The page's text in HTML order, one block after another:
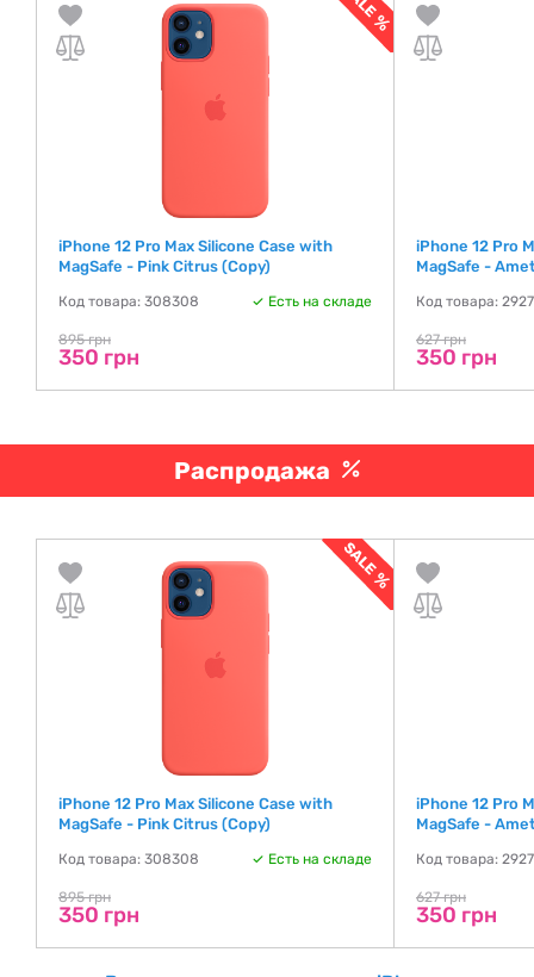
iPhone 12 Pro Max Silicone Case with
MagSafe - Pink Citrus (Copy)
Код товара: 308308 Есть на складе
895 грн
350 грн
iPhone 12 Pro
MagSafe -
Код товара:
627 грн
350 грн
Распродажа
iPhone 12 Pro Max Silicone Case with
MagSafe - Pink Citrus (Copy)
Код товара: 308308 Есть на складе
895 грн
350 грн
iPhone 12 Pro
MagSafe -
Код товара:
627 грн
350 грн